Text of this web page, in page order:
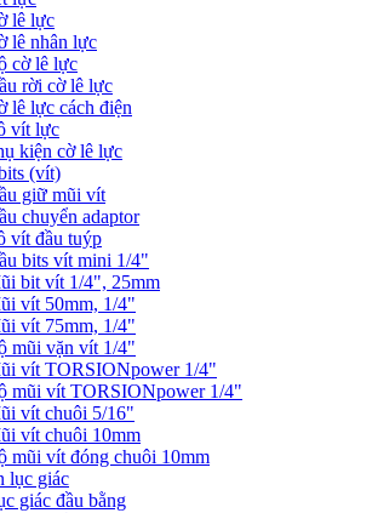
lê lực
lê nhân lực
cờ lê lực
rời cờ lê lực
lê lực cách điện
vít lực
kiện cờ lê lực
(vít)
giữ mũi vít
chuyển adaptor
vít đầu tuýp
bits vít mini 1/4"
bit vít 1/4", 25mm
vít 50mm, 1/4"
vít 75mm, 1/4"
mũi vặn vít 1/4"
vít TORSIONpower 1/4"
mũi vít TORSIONpower 1/4"
vít chuôi 5/16"
vít chuôi 10mm
mũi vít đóng chuôi 10mm
lục giác
giác đầu bằng